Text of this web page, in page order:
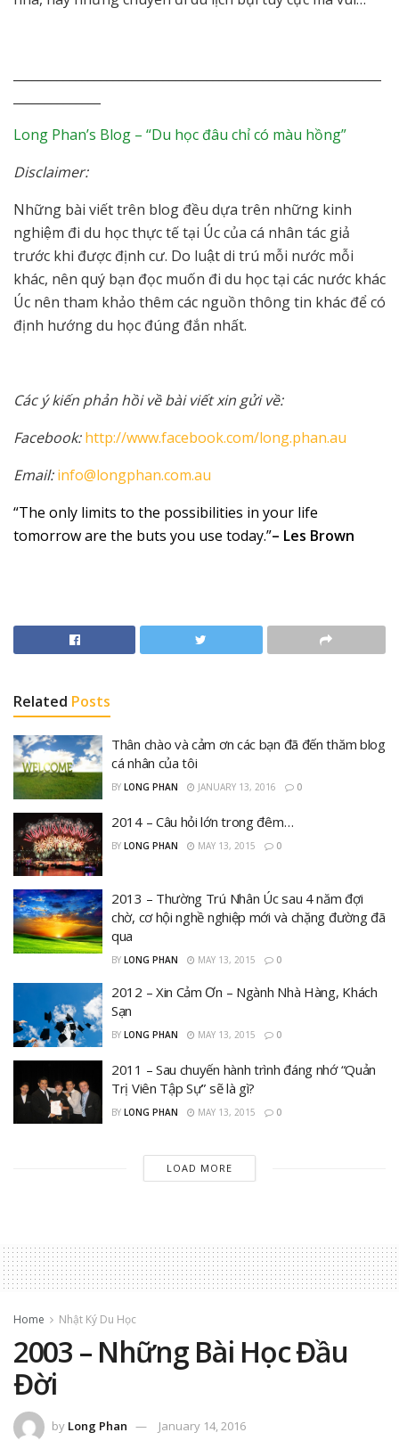
Long Phan’s Blog – “Du học đâu chỉ có màu hồng”
Disclaimer:
Những bài viết trên blog đều dựa trên những kinh
nghiệm đi du học thực tế tại Úc của cá nhân tác giả
trước khi được định cư. Do luật di trú mỗi nước mỗi
khác, nên quý bạn đọc muốn đi du học tại các nước khác
Úc nên tham khảo thêm các nguồn thông tin khác để có
định hướng du học đúng đắn nhất.
Các ý kiến phản hồi về bài viết xin gửi về:
Facebook: http://www.facebook.com/long.phan.au
Email: info@longphan.com.au
“The only limits to the possibilities in your life
tomorrow are the buts you use today.”– Les Brown
Related Posts
Thân chào và cảm ơn các bạn đã đến thăm blog
cá nhân của tôi
BY LONG PHAN JANUARY 13, 2016 0
2014 – Câu hỏi lớn trong đêm…
BY LONG PHAN MAY 13, 2015 0
2013 – Thường Trú Nhân Úc sau 4 năm đợi
chờ, cơ hội nghề nghiệp mới và chặng đường đã
qua
BY LONG PHAN MAY 13, 2015 0
2012 – Xin Cảm Ơn – Ngành Nhà Hàng, Khách
Sạn
BY LONG PHAN MAY 13, 2015 0
2011 – Sau chuyến hành trình đáng nhớ “Quản
Trị Viên Tập Sự” sẽ là gì?
BY LONG PHAN MAY 13, 2015 0
LOAD MORE
Home Nhật Ký Du Học
2003 – Những Bài Học Đầu
Đời
by Long Phan January 14, 2016